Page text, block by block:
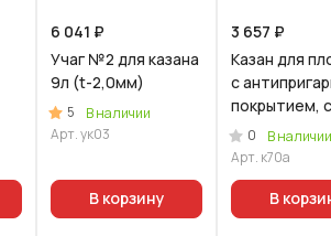
6 041 ₽
Учаг №2 для казана
9л (t-2,0мм)
5
В наличии
Арт.ук03
В корзину
3 657 ₽
Казан для
с
покрытием, с
крышкой.
0
В наличии
Арт. к70а
В